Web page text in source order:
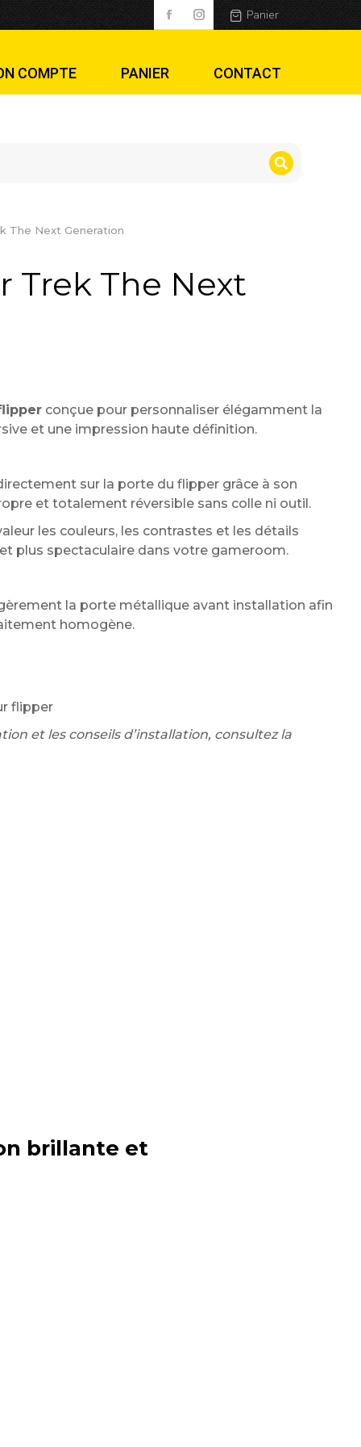
Panier
COMPTE PANIER CONTACT
The Next Generation
Trek The Next
conçue pour personnaliser élégamment la
et une impression haute définition.
sur la porte du flipper grâce à son
et totalement réversible sans colle ni outil.
les couleurs, les contrastes et les détails
plus spectaculaire dans votre gameroom.
la porte métallique avant installation afin
homogène.
flipper
et les conseils d’installation, consultez la
brillante et